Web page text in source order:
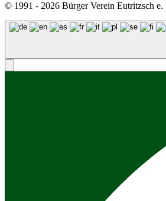
© 1991 - 2026 Bürger Verein Eutritzsch